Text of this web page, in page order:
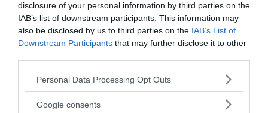
disclosure of your personal information by third parties on the
IAB’s list of downstream participants. This information may
also be disclosed by us to third parties on the IAB’s List of
Downstream Participants that may further disclose it to other
Please note that this website/app uses one or more Google
not limited to your visit or usage behaviour. You may click to
Personal Data Processing Opt Outs
Google consents